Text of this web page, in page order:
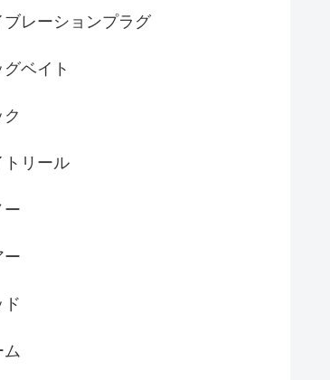
ブレーションプラグ
グベイト
ク
トリール
ー
ー
ド
ム